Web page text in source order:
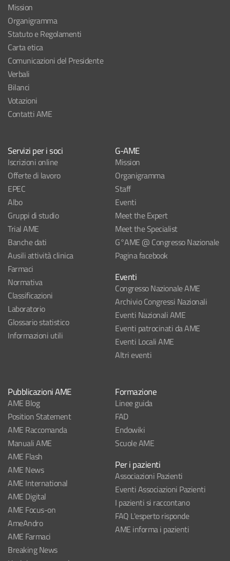
Mission
Organigramma
Statuto e Regolamenti
Carta etica
Comunicazioni del Presidente
Verbali
Bilanci
Votazioni
Contatti AME
Servizi per i soci
Iscrizioni online
Offerte di lavoro
EPEC
Albo
Gruppi di studio
Trial AME
Banche dati
Ausili attività clinica
Farmaci
Normativa
Classificazioni
Laboratorio
Glossario statistico
Informazioni utili
G-AME
Mission
Organigramma
Staff
Eventi
Meet the Expert
Meet the Specialist
G°AME @ Congresso Nazionale
Pagina facebook
Eventi
Congresso Nazionale AME
Archivio Congressi Nazionali
Eventi Nazionali AME
Eventi patrocinati da AME
Eventi Locali AME
Altri eventi
Pubblicazioni AME
AME Blog
Position Statement
AME Raccomanda
Manuali AME
AME Flash
AME News
AME International
AME Digital
AME Focus-on
AmeAndro
AME Farmaci
Breaking News
Formazione
Linee guida
FAD
Endowiki
Scuole AME
Per i pazienti
Associazioni Pazienti
Eventi Associazioni Pazienti
I pazienti si raccontano
FAQ L'esperto risponde
AME informa i pazienti